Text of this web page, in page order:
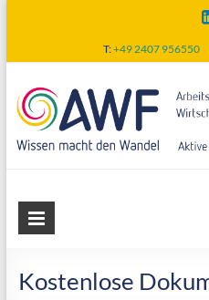
content
T:+49 2407 956550
AWF
wirtschaftliche
Kostenlose